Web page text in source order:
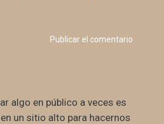
algo en público a veces es
un sitio alto para hacernos